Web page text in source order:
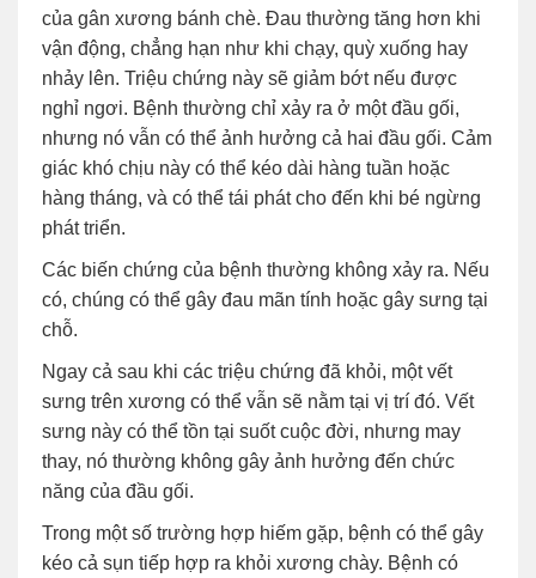
của gân xương bánh chè. Đau thường tăng hơn khi
vận động, chẳng hạn như khi chạy, quỳ xuống hay
nhảy lên. Triệu chứng này sẽ giảm bớt nếu được
nghỉ ngơi. Bệnh thường chỉ xảy ra ở một đầu gối,
nhưng nó vẫn có thể ảnh hưởng cả hai đầu gối. Cảm
giác khó chịu này có thể kéo dài hàng tuần hoặc
hàng tháng, và có thể tái phát cho đến khi bé ngừng
phát triển.
Các biến chứng của bệnh thường không xảy ra. Nếu
có, chúng có thể gây đau mãn tính hoặc gây sưng tại
chỗ.
Ngay cả sau khi các triệu chứng đã khỏi, một vết
sưng trên xương có thể vẫn sẽ nằm tại vị trí đó. Vết
sưng này có thể tồn tại suốt cuộc đời, nhưng may
thay, nó thường không gây ảnh hưởng đến chức
năng của đầu gối.
Trong một số trường hợp hiếm gặp, bệnh có thể gây
kéo cả sụn tiếp hợp ra khỏi xương chày. Bệnh có